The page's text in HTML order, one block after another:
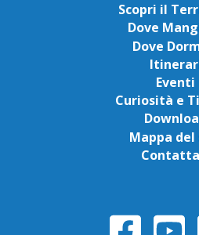
Scopri il
Dove
Dove
Eventi
Curiosità e
Mappa